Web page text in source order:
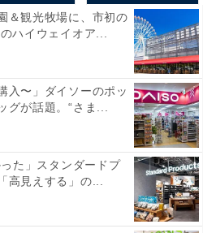
＆観光牧場に、市初の
ハイウェイオア...
入〜」ダイソーのポッ
グが話題。“さま...
た」スタンダードプ
高見えする」の...